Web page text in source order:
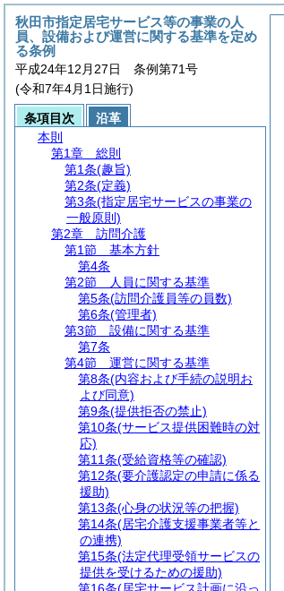
秋田市指定居宅サービス等の事業の人
員、設備および運営に関する基準を定め
る条例
平成24年12月27日 条例第71号
(令和7年4月1日施行)
条項目次
沿革
本則
第1章
総則
第1条(趣旨)
第2条(定義)
第3条(指定居宅サービスの事業の
一般原則)
第2章
訪問介護
第1節
基本方針
第4条
第2節
人員に関する基準
第5条(訪問介護員等の員数)
第6条(管理者)
第3節
設備に関する基準
第7条
第4節
運営に関する基準
第8条(内容および手続の説明お
よび同意)
第9条(提供拒否の禁止)
第10条(サービス提供困難時の対
応)
第11条(受給資格等の確認)
第12条(要介護認定の申請に係る
援助)
第13条(心身の状況等の把握)
第14条(居宅介護支援事業者等と
の連携)
第15条(法定代理受領サービスの
提供を受けるための援助)